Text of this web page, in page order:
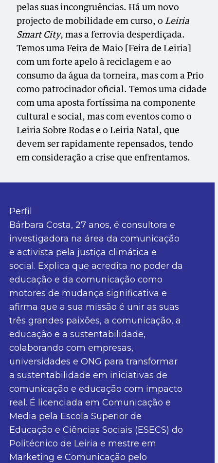
pelas suas incongruências. Há um novo
projecto de mobilidade em curso, oLeiria
Smart City, mas a ferrovia desperdiçada.
Temos uma Feira de Maio [Feira de Leiria]
com um forte apelo à reciclagem e ao
consumo da água da torneira, mas com a Prio
como patrocinador oficial. Temos uma cidade
com uma aposta fortíssima na componente
cultural e social, mas com eventos como o
Leiria Sobre Rodas e o Leiria Natal, que
devem ser rapidamente repensados, tendo
em consideração a crise que enfrentamos.
Perfil
Bárbara Costa, 27 anos, é consultora e
investigadora na área da comunicação
e activista pela justiça climática e
social. Explica que acredita no poder da
educação e da comunicação como
motores de mudança significativa e
afirma que a sua missão é unir as suas
três grandes paixões, a comunicação, a
educação e a sustentabilidade,
colaborando com empresas,
universidades e ONG para transformar
a sustentabilidade em iniciativas de
comunicação e educação com impacto
real. É licenciada em Comunicação e
Media pela Escola Superior de
Educação e Ciências Sociais (ESECS) do
Politécnico de Leiria e mestre em
Marketing e Comunicação pelo